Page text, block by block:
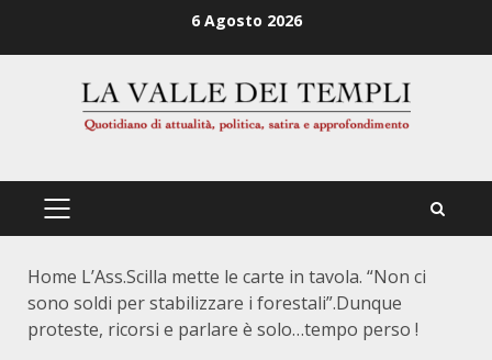
6 Agosto 2026
PRIMÄRES
Home L’Ass.Scilla mette le carte in tavola. “Non ci
sono soldi per stabilizzare i forestali”.Dunque
proteste, ricorsi e parlare è solo…tempo perso !